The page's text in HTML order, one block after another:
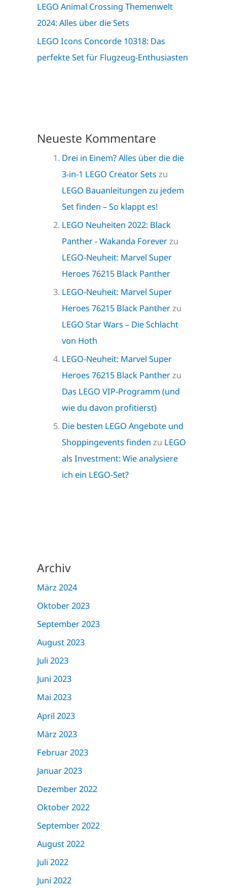
LEGO Animal Crossing Themenwelt
2024: Alles über die Sets
LEGO Icons Concorde 10318: Das
perfekte Set für Flugzeug-Enthusiasten
Neueste Kommentare
Drei in Einem? Alles über die die
3-in-1 LEGO Creator Sets zu
LEGO Bauanleitungen zu jedem
Set finden – So klappt es!
LEGO Neuheiten 2022: Black
Panther - Wakanda Foreverzu
LEGO-Neuheit: Marvel Super
Heroes 76215 Black Panther
LEGO-Neuheit: Marvel Super
Heroes 76215 Black Pantherzu
LEGO Star Wars – Die Schlacht
von Hoth
LEGO-Neuheit: Marvel Super
Heroes 76215 Black Pantherzu
Das LEGO VIP-Programm (und
wie du davon profitierst)
Die besten LEGO Angebote und
Shoppingevents finden zu LEGO
als Investment: Wie analysiere
ich ein LEGO-Set?
Archiv
März 2024
Oktober 2023
September 2023
August 2023
Juli 2023
Juni 2023
Mai 2023
April 2023
März 2023
Februar 2023
Januar 2023
Dezember 2022
Oktober 2022
September 2022
August 2022
Juli 2022
Juni 2022